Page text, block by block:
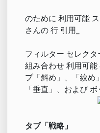
のために 利用可能
さんの 行 引用_
フィルター セレク
組み合わせ 利用可
プ「斜め」、「絞め
「垂直」、および
タブ「戦略」